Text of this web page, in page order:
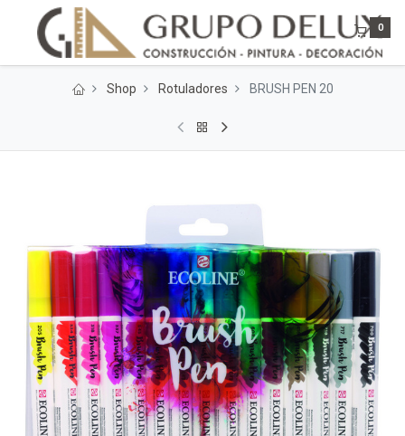
0
Shop Rotuladores BRUSH PEN 20